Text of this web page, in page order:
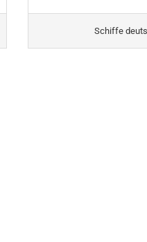
Schiffe